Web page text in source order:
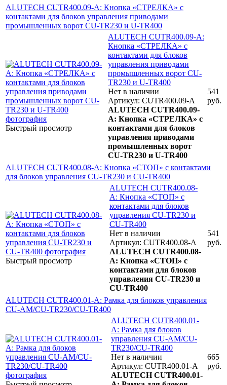
ALUTECH CUTR400.09-A: Кнопка «СТРЕЛКА» с
контактами для блоков управления приводами
промышленных ворот CU-TR230 и U-TR400
Быстрый просмотр
ALUTECH CUTR400.09-A:
Кнопка «СТРЕЛКА» с
контактами для блоков
управления приводами
промышленных ворот CU-
TR230 и U-TR400
Нет в наличии
Артикул: CUTR400.09-A
ALUTECH CUTR400.09-
A: Кнопка «СТРЕЛКА» с
контактами для блоков
управления приводами
промышленных ворот
CU-TR230 и U-TR400
541
руб.
ALUTECH CUTR400.08-A: Кнопка «СТОП» с контактами
для блоков управления CU-TR230 и CU-TR400
Быстрый просмотр
ALUTECH CUTR400.08-
A: Кнопка «СТОП» с
контактами для блоков
управления CU-TR230 и
CU-TR400
Нет в наличии
Артикул: CUTR400.08-A
ALUTECH CUTR400.08-
A: Кнопка «СТОП» с
контактами для блоков
управления CU-TR230 и
CU-TR400
541
руб.
ALUTECH CUTR400.01-A: Рамка для блоков управления
CU-AM/CU-TR230/CU-TR400
ALUTECH CUTR400.01-
A: Рамка для блоков
управления CU-AM/CU-
TR230/CU-TR400
Нет в наличии
Артикул: CUTR400.01-A
ALUTECH CUTR400.01-
665
руб.